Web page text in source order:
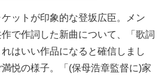
ットが印象的な登坂広臣。メン
で作詞した新曲について、「歌詞
はいい作品になると確信しまし
悦の様子。「(保母浩章監督に)家